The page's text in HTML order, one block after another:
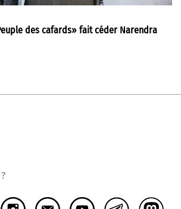
des cafards» fait céder Narendra